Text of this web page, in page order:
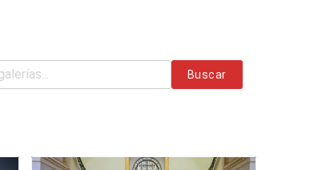
Buscar